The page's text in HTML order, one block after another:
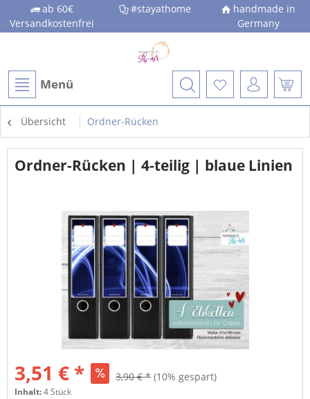
ab 60€
Versandkostenfrei
#stayathome
handmade in
Germany
Menü
Übersicht Ordner-Rücken
Ordner-Rücken | 4-teilig | blaue Linien
3,51 € * 3,90 € * (10% gespart)
Inhalt:4 Stück